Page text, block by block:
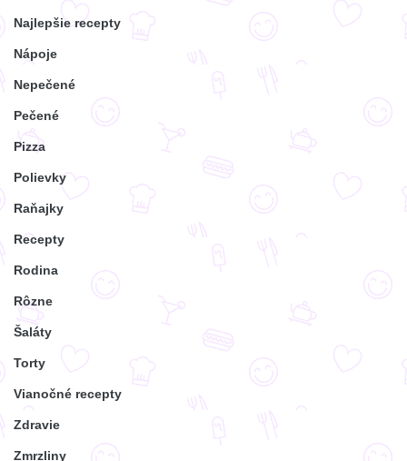
Najlepšie recepty
Nápoje
Nepečené
Pečené
Pizza
Polievky
Raňajky
Recepty
Rodina
Rôzne
Šaláty
Torty
Vianočné recepty
Zdravie
Zmrzliny